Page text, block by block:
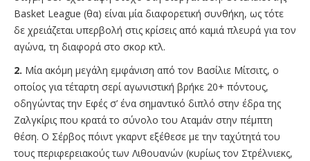
Basket League (θα) είναι μία διαφορετική συνθήκη, ως τότε
δε χρειάζεται υπερβολή στις κρίσεις από καμιά πλευρά για τον
αγώνα, τη διαφορά στο σκορ κτλ.
2. Μία ακόμη μεγάλη εμφάνιση από τον Βασίλιε Μίτσιτς, ο
οποίος για τέταρτη σερί αγωνιστική βρήκε 20+ πόντους,
οδηγώντας την Εφές σ’ ένα σημαντικό διπλό στην έδρα της
Ζαλγκίρις που κρατά το σύνολο του Αταμάν στην πέμπτη
θέση. O Σέρβος πόιντ γκαρντ εξέθεσε με την ταχύτητά του
τους περιφερειακούς των Λιθουανών (κυρίως τον Στρέλνιεκς,